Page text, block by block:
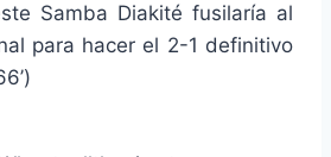
Samba Diakité fusilaría al
para hacer el 2-1 definitivo